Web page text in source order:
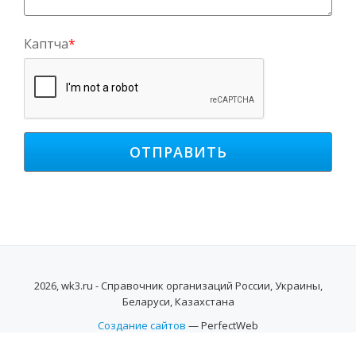
Каптча*
2026, wk3.ru - Справочник организаций России, Украины,
Беларуси, Казахстана
Создание сайтов — PerfectWeb